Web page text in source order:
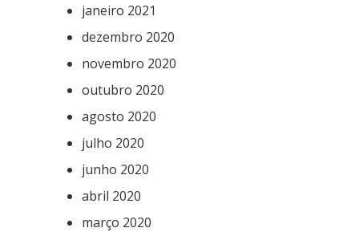
janeiro 2021
dezembro 2020
novembro 2020
outubro 2020
agosto 2020
julho 2020
junho 2020
abril 2020
março 2020